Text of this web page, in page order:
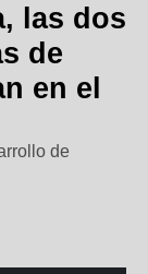
las dos
de
en el
de